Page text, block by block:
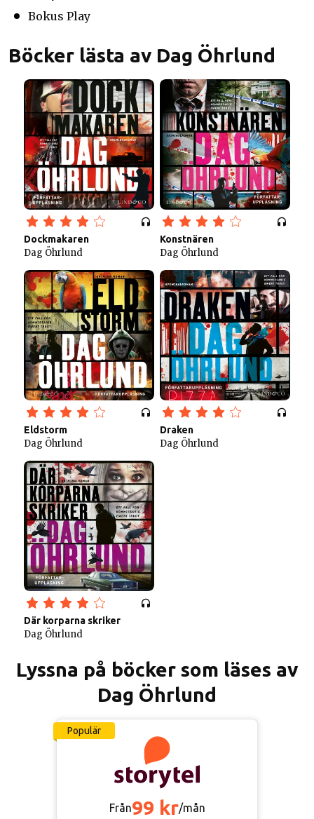
Bokus Play
Böcker lästa av Dag Öhrlund
Dockmakaren
Dag Öhrlund
Konstnären
Dag Öhrlund
Eldstorm
Dag Öhrlund
Draken
Dag Öhrlund
Där korparna skriker
Dag Öhrlund
Lyssna på böcker som läses av
Dag Öhrlund
Populär
Från99 kr/mån